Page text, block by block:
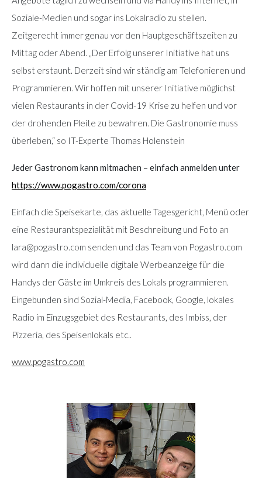
Soziale-Medien und sogar ins Lokalradio zu stellen.
Zeitgerecht immer genau vor den Hauptgeschäftszeiten zu
Mittag oder Abend. „Der Erfolg unserer Initiative hat uns
selbst erstaunt. Derzeit sind wir ständig am Telefonieren und
Programmieren. Wir hoffen mit unserer Initiative möglichst
vielen Restaurants in der Covid-19 Krise zu helfen und vor
der drohenden Pleite zu bewahren. Die Gastronomie muss
überleben,“ so IT-Experte Thomas Holenstein
Jeder Gastronom kann mitmachen – einfach anmelden unter
https://www.pogastro.com/corona
Einfach die Speisekarte, das aktuelle Tagesgericht, Menü oder
eine Restaurantspezialität mit Beschreibung und Foto an
lara@pogastro.com senden und das Team von Pogastro.com
wird dann die individuelle digitale Werbeanzeige für die
Handys der Gäste im Umkreis des Lokals programmieren.
Eingebunden sind Sozial-Media, Facebook, Google, lokales
Radio im Einzugsgebiet des Restaurants, des Imbiss, der
Pizzeria, des Speisenlokals etc..
www.pogastro.com